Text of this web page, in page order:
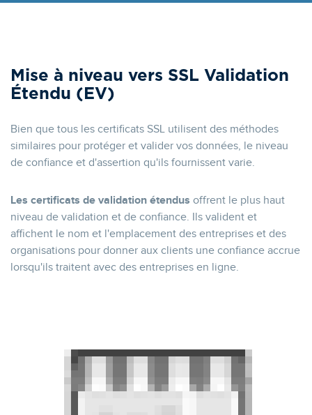
Mise à niveau vers SSL Validation
Étendu (EV)
Bien que tous les certificats SSL utilisent des méthodes
similaires pour protéger et valider vos données, le niveau
de confiance et d'assertion qu'ils fournissent varie.
Les certificats de validation étendus offrent le plus haut
niveau de validation et de confiance. Ils valident et
affichent le nom et l'emplacement des entreprises et des
organisations pour donner aux clients une confiance accrue
lorsqu'ils traitent avec des entreprises en ligne.